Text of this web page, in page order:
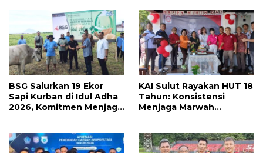
BSG Salurkan 19 Ekor
Sapi Kurban di Idul Adha
2026, Komitmen Menjaga
KAI Sulut Rayakan HUT 18
Tahun: Konsistensi
Menjaga Marwah
Maju